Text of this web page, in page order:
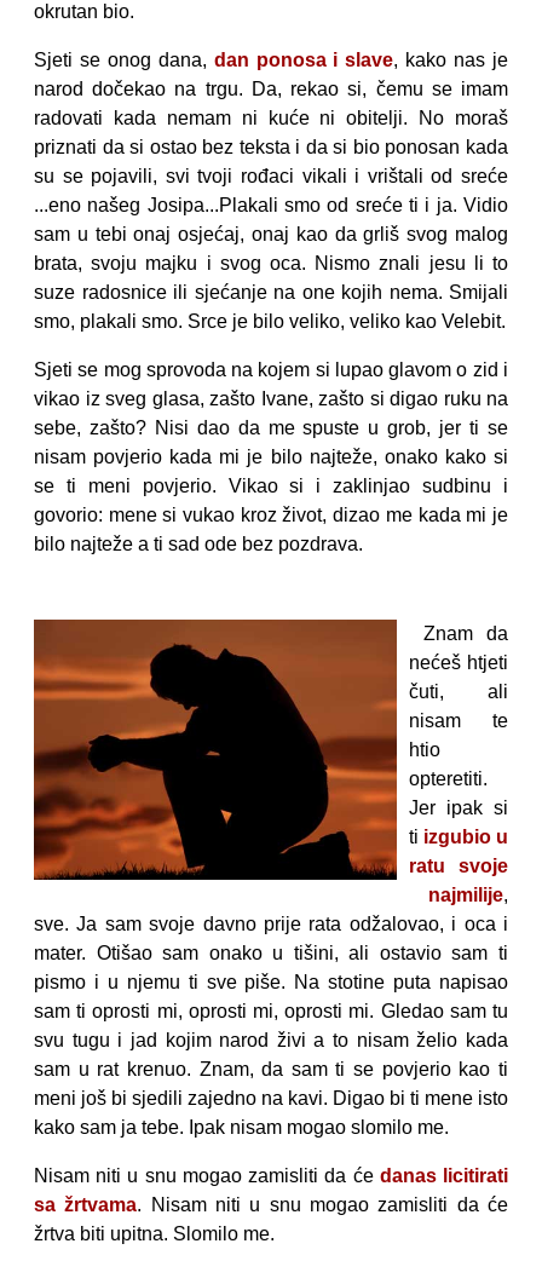
okrutan bio.
Sjeti se onog dana, dan ponosa i slave, kako nas je
narod dočekao na trgu. Da, rekao si, čemu se imam
radovati kada nemam ni kuće ni obitelji. No moraš
priznati da si ostao bez teksta i da si bio ponosan kada
su se pojavili, svi tvoji rođaci vikali i vrištali od sreće
...eno našeg Josipa...Plakali smo od sreće ti i ja. Vidio
sam u tebi onaj osjećaj, onaj kao da grliš svog malog
brata, svoju majku i svog oca. Nismo znali jesu li to
suze radosnice ili sjećanje na one kojih nema. Smijali
smo, plakali smo. Srce je bilo veliko, veliko kao Velebit.
Sjeti se mog sprovoda na kojem si lupao glavom o zid i
vikao iz sveg glasa, zašto Ivane, zašto si digao ruku na
sebe, zašto? Nisi dao da me spuste u grob, jer ti se
nisam povjerio kada mi je bilo najteže, onako kako si
se ti meni povjerio. Vikao si i zaklinjao sudbinu i
govorio: mene si vukao kroz život, dizao me kada mi je
bilo najteže a ti sad ode bez pozdrava.
Znam da
nećeš htjeti
čuti, ali
nisam te
htio
opteretiti.
Jer ipak si
ti izgubio u
ratu svoje
najmilije,
sve. Ja sam svoje davno prije rata odžalovao, i oca i
mater. Otišao sam onako u tišini, ali ostavio sam ti
pismo i u njemu ti sve piše. Na stotine puta napisao
sam ti oprosti mi, oprosti mi, oprosti mi. Gledao sam tu
svu tugu i jad kojim narod živi a to nisam želio kada
sam u rat krenuo. Znam, da sam ti se povjerio kao ti
meni još bi sjedili zajedno na kavi. Digao bi ti mene isto
kako sam ja tebe. Ipak nisam mogao slomilo me.
Nisam niti u snu mogao zamisliti da će danas licitirati
sa žrtvama. Nisam niti u snu mogao zamisliti da će
žrtva biti upitna. Slomilo me.